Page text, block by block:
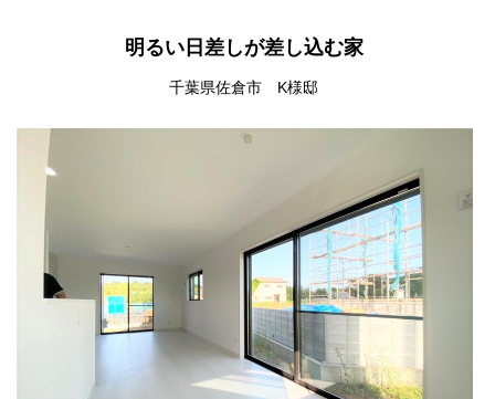
明るい日差しが差し込む家
千葉県佐倉市 K様邸